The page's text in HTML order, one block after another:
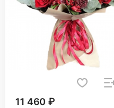
11 460 ₽